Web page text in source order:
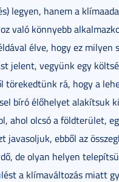
legyen, hanem a
való könnyebb
élve, hogy ez milyen
jelent, vegyünk egy
törekedtünk rá, hogy a
bíró élőhelyet alakítsuk
ahol olcsó a földterület,
javasoljuk, ebből az
de olyan helyen
a klímaváltozás miatt